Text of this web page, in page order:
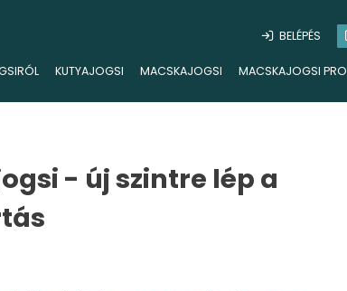
KUTYAJOGSI MACSKAJOGSI MACSKAJOGSI PRO
BELÉPÉS
- új szintre lép a